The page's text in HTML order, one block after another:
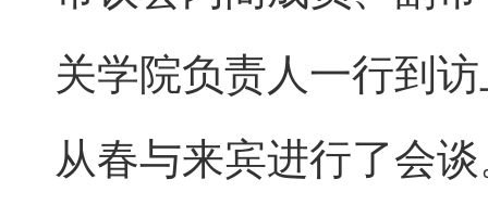
关学院负责人一行到
从春与来宾进行了会